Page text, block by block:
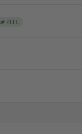
PEFC